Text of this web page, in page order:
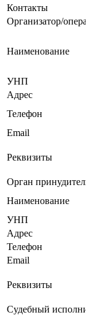
Контакты
Организатор/
Наименование
УНП
Адрес
Телефон
Email
Реквизиты
Орган
Наименование
УНП
Адрес
Телефон
Email
Реквизиты
Судебный